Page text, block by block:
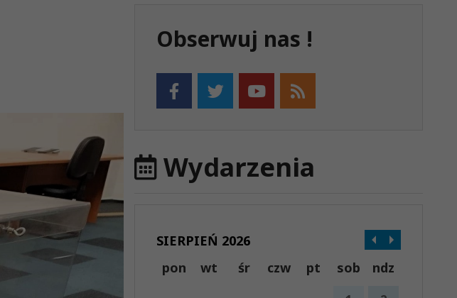
Obserwuj nas !
Wydarzenia
SIERPIEŃ 2026
pon
wt śr czw pt sob ndz